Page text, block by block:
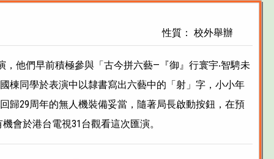
性質： 校外舉辦
他們早前積極參與「古今拼六藝—『御』行寰宇‧智騁未
棟同學於表演中以隸書寫出六藝中的「射」字，小小年
歸29周年的無人機裝備妥當，隨著局長啟動按鈕，在預
會於港台電視31台觀看這次匯演。